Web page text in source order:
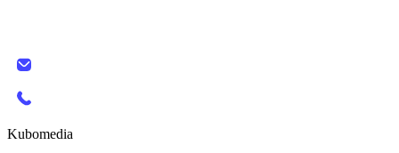
Kubomedia